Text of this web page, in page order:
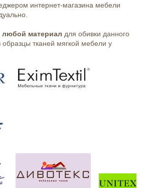
интернет-магазина мебели
любой материал для обивки данного
тканей мягкой мебели у